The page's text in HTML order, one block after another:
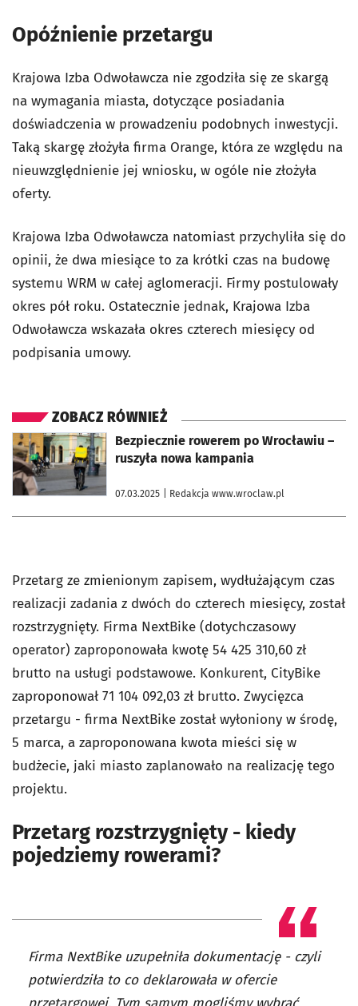
Opóźnienie przetargu
Krajowa Izba Odwoławcza nie zgodziła się ze skargą
na wymagania miasta, dotyczące posiadania
doświadczenia w prowadzeniu podobnych inwestycji.
Taką skargę złożyła firma Orange, która ze względu na
nieuwzględnienie jej wniosku, w ogóle nie złożyła
oferty.
Krajowa Izba Odwoławcza natomiast przychyliła się do
opinii, że dwa miesiące to za krótki czas na budowę
systemu WRM w całej aglomeracji. Firmy postulowały
okres pół roku. Ostatecznie jednak, Krajowa Izba
Odwoławcza wskazała okres czterech miesięcy od
podpisania umowy.
ZOBACZ RÓWNIEŻ
Bezpiecznie rowerem po Wrocławiu –
ruszyła nowa kampania
07.03.2025 | Redakcja www.wroclaw.pl
otworzy się w nowej karcie
Przetarg ze zmienionym zapisem, wydłużającym czas
realizacji zadania z dwóch do czterech miesięcy, został
rozstrzygnięty. Firma NextBike (dotychczasowy
operator) zaproponowała kwotę 54 425 310,60 zł
brutto na usługi podstawowe. Konkurent, CityBike
zaproponował 71 104 092,03 zł brutto. Zwycięzca
przetargu - firma NextBike został wyłoniony w środę,
5 marca, a zaproponowana kwota mieści się w
budżecie, jaki miasto zaplanowało na realizację tego
projektu.
Przetarg rozstrzygnięty - kiedy
pojedziemy rowerami?
Firma NextBike uzupełniła dokumentację - czyli
potwierdziła to co deklarowała w ofercie